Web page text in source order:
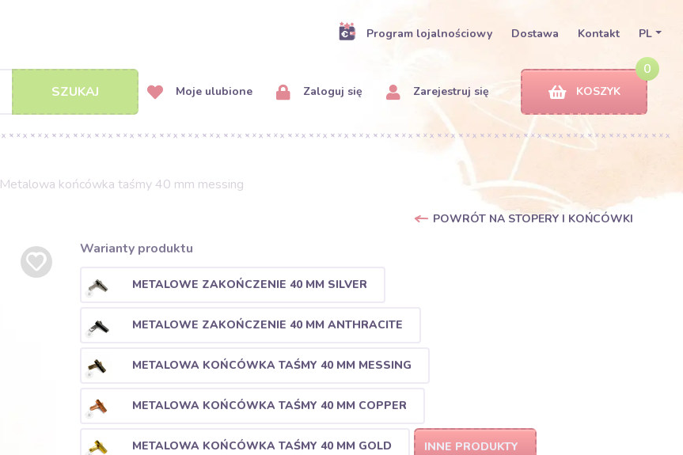
Program lojalnościowy Dostawa Kontakt PL
SZUKAJ Moje ulubione Zaloguj się Zarejestruj się
0
KOSZYK
Metalowa końcówka taśmy 40 mm messing
POWRÓT NA STOPERY I KOŃCÓWKI
Warianty produktu
METALOWE ZAKOŃCZENIE 40 MM SILVER
METALOWE ZAKOŃCZENIE 40 MM ANTHRACITE
METALOWA KOŃCÓWKA TAŚMY 40 MM MESSING
METALOWA KOŃCÓWKA TAŚMY 40 MM COPPER
METALOWA KOŃCÓWKA TAŚMY 40 MM GOLD INNE PRODUKTY